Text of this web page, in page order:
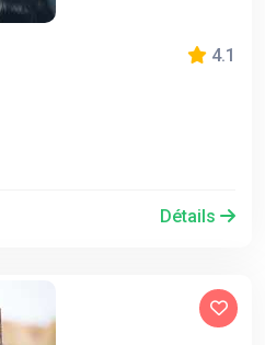
4.1
Détails